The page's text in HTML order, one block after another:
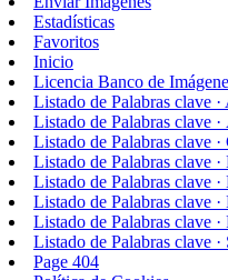
Estadísticas
Favoritos
Inicio
Licencia Banco de
Listado de Palabras clave ·
Listado de Palabras clave
Listado de Palabras clave
Listado de Palabras clave ·
Listado de Palabras clave ·
Listado de Palabras clave ·
Listado de Palabras clave ·
Listado de Palabras clave
Page 404